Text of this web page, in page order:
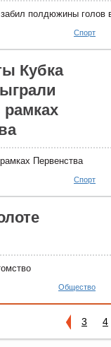
полдюжины голов
Спорт
Кубка
Первенства
Спорт
Общество
3 4